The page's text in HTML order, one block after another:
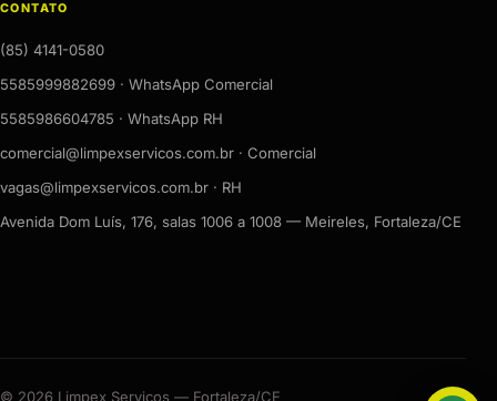
CONTATO
(85) 4141-0580
5585999882699 · WhatsApp Comercial
5585986604785 · WhatsApp RH
comercial@limpexservicos.com.br · Comercial
vagas@limpexservicos.com.br · RH
Avenida Dom Luís, 176, salas 1006 a 1008 — Meireles, Fortaleza/CE
© 2026 Limpex Serviços — Fortaleza/CE